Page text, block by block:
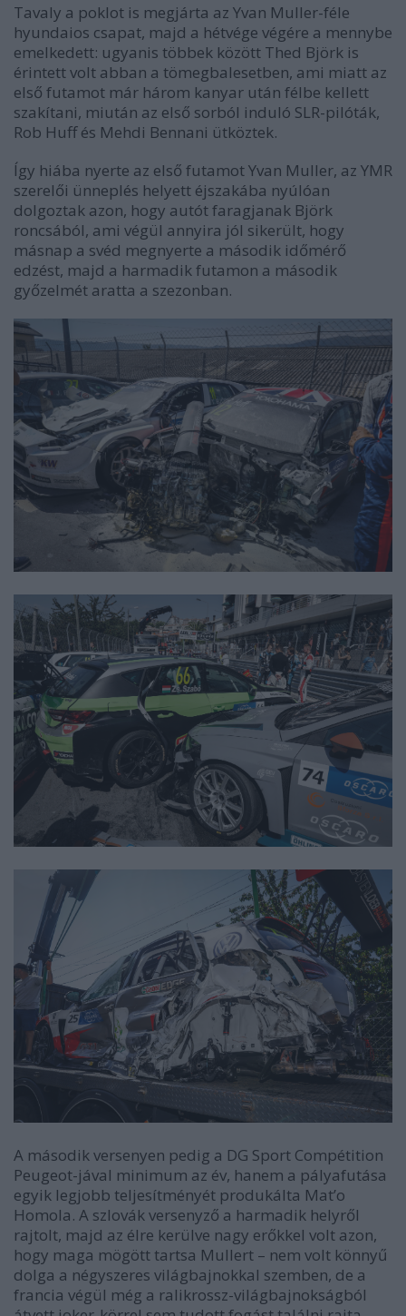
Tavaly a poklot is megjárta az Yvan Muller-féle
hyundaios csapat, majd a hétvége végére a mennybe
emelkedett: ugyanis többek között Thed Björk is
érintett volt abban a tömegbalesetben, ami miatt az
első futamot már három kanyar után félbe kellett
szakítani, miután az első sorból induló SLR-pilóták,
Rob Huff és Mehdi Bennani ütköztek.
Így hiába nyerte az első futamot Yvan Muller, az YMR
szerelői ünneplés helyett éjszakába nyúlóan
dolgoztak azon, hogy autót faragjanak Björk
roncsából, ami végül annyira jól sikerült, hogy
másnap a svéd megnyerte a második időmérő
edzést, majd a harmadik futamon a második
győzelmét aratta a szezonban.
A második versenyen pedig a DG Sport Compétition
Peugeot-jával minimum az év, hanem a pályafutása
egyik legjobb teljesítményét produkálta Mat’o
Homola. A szlovák versenyző a harmadik helyről
rajtolt, majd az élre kerülve nagy erőkkel volt azon,
hogy maga mögött tartsa Mullert – nem volt könnyű
dolga a négyszeres világbajnokkal szemben, de a
francia végül még a ralikrossz-világbajnokságból